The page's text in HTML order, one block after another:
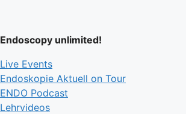
Endoscopy unlimited!
Live Events
Endoskopie Aktuell on Tour
ENDO Podcast
Lehrvideos